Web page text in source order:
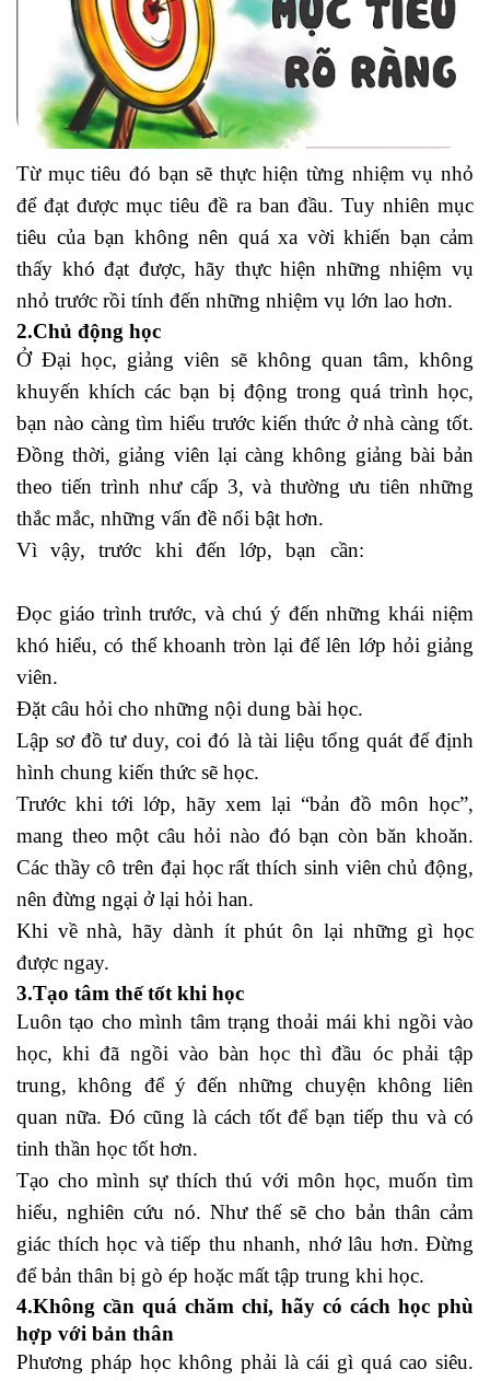
Từ mục tiêu đó bạn sẽ thực hiện từng nhiệm vụ nhỏ
để đạt được mục tiêu đề ra ban đầu. Tuy nhiên mục
tiêu của bạn không nên quá xa vời khiến bạn cảm
thấy khó đạt được, hãy thực hiện những nhiệm vụ
nhỏ trước rồi tính đến những nhiệm vụ lớn lao hơn.
2.Chủ động học
Ở Đại học, giảng viên sẽ không quan tâm, không
khuyến khích các bạn bị động trong quá trình học,
bạn nào càng tìm hiểu trước kiến thức ở nhà càng tốt.
Đồng thời, giảng viên lại càng không giảng bài bản
theo tiến trình như cấp 3, và thường ưu tiên những
thắc mắc, những vấn đề nổi bật hơn.
Vì vậy, trước khi đến lớp, bạn cần:
Đọc giáo trình trước, và chú ý đến những khái niệm
khó hiểu, có thể khoanh tròn lại để lên lớp hỏi giảng
viên.
Đặt câu hỏi cho những nội dung bài học.
Lập sơ đồ tư duy, coi đó là tài liệu tổng quát để định
hình chung kiến thức sẽ học.
Trước khi tới lớp, hãy xem lại “bản đồ môn học”,
mang theo một câu hỏi nào đó bạn còn băn khoăn.
Các thầy cô trên đại học rất thích sinh viên chủ động,
nên đừng ngại ở lại hỏi han.
Khi về nhà, hãy dành ít phút ôn lại những gì học
được ngay.
3.Tạo tâm thế tốt khi học
Luôn tạo cho mình tâm trạng thoải mái khi ngồi vào
học, khi đã ngồi vào bàn học thì đầu óc phải tập
trung, không để ý đến những chuyện không liên
quan nữa. Đó cũng là cách tốt để bạn tiếp thu và có
tinh thần học tốt hơn.
Tạo cho mình sự thích thú với môn học, muốn tìm
hiểu, nghiên cứu nó. Như thế sẽ cho bản thân cảm
giác thích học và tiếp thu nhanh, nhớ lâu hơn. Đừng
để bản thân bị gò ép hoặc mất tập trung khi học.
4.Không cần quá chăm chỉ, hãy có cách học phù
hợp với bản thân
Phương pháp học không phải là cái gì quá cao siêu.